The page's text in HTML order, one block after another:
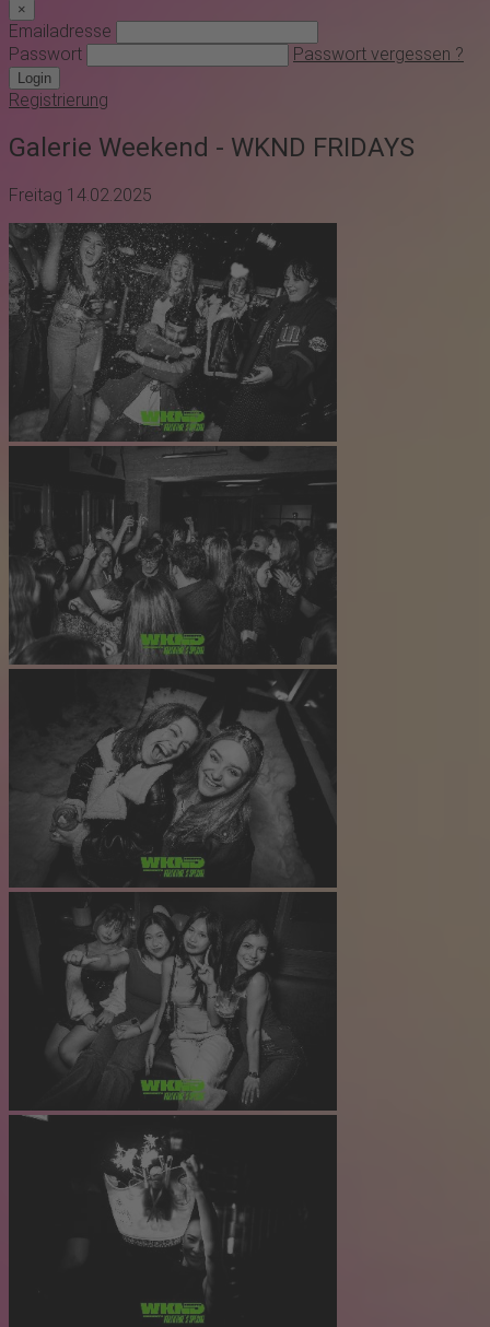
×
Emailadresse
Passwort
Passwort vergessen ?
Login
Registrierung
Galerie Weekend - WKND FRIDAYS
Freitag 14.02.2025